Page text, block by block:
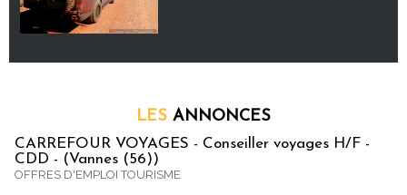
LES ANNONCES
CARREFOUR VOYAGES - Conseiller voyages H/F -
CDD - (Vannes (56))
OFFRES D'EMPLOI TOURISME